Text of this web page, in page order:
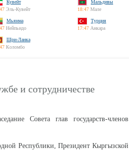
Кувейт
Эль-Кувейт
Мальдивы
18:47 Мале
Мьянма
Нейпьидо
Турция
17:47 Анкара
Шри-Ланка
Коломбо
и сотрудничестве
Совета глав государств-членов
Республики, Президент Кыргызской